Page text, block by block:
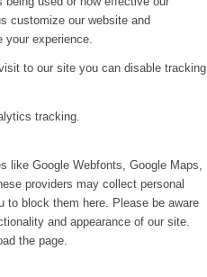
customize our website and
experience.
to our site you can disable tracking
tracking.
like Google Webfonts, Google Maps,
providers may collect personal
to block them here. Please be aware
and appearance of our site.
the page.